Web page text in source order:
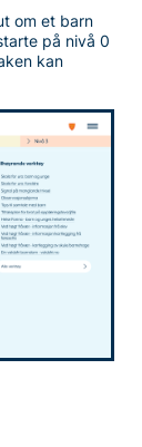
om et barn
på nivå 0
kan